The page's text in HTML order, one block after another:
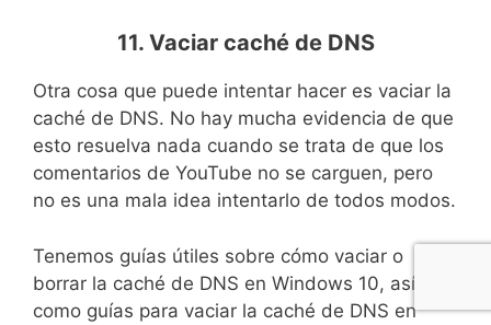
11. Vaciar caché de DNS
Otra cosa que puede intentar hacer es vaciar la
caché de DNS. No hay mucha evidencia de que
esto resuelva nada cuando se trata de que los
comentarios de YouTube no se carguen, pero
no es una mala idea intentarlo de todos modos.
Tenemos guías útiles sobre cómo vaciar o
borrar la caché de DNS en Windows 10, así
como guías para vaciar la caché de DNS en